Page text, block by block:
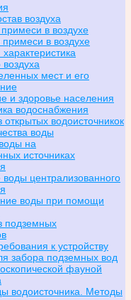
воздуха
в воздухе
в воздухе
мест и его
и здоровье населения
водоснабжения
водоисточникок
воды
на
источниках
централизованного
воды при помощи
подземных
к устройству
забора подземных вод
фауной
водоисточника. Методы